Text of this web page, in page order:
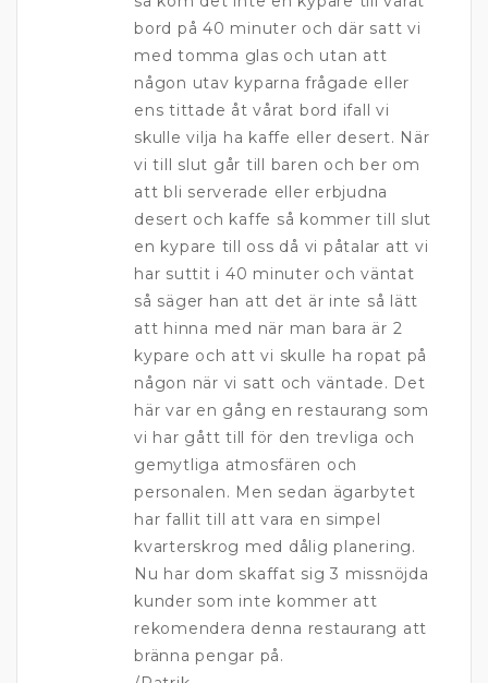
bord på 40 minuter och där satt vi
med tomma glas och utan att
någon utav kyparna frågade eller
ens tittade åt vårat bord ifall vi
skulle vilja ha kaffe eller desert. När
vi till slut går till baren och ber om
att bli serverade eller erbjudna
desert och kaffe så kommer till slut
en kypare till oss då vi påtalar att vi
har suttit i 40 minuter och väntat
så säger han att det är inte så lätt
att hinna med när man bara är 2
kypare och att vi skulle ha ropat på
någon när vi satt och väntade. Det
här var en gång en restaurang som
vi har gått till för den trevliga och
gemytliga atmosfären och
personalen. Men sedan ägarbytet
har fallit till att vara en simpel
kvarterskrog med dålig planering.
Nu har dom skaffat sig 3 missnöjda
kunder som inte kommer att
rekomendera denna restaurang att
bränna pengar på.